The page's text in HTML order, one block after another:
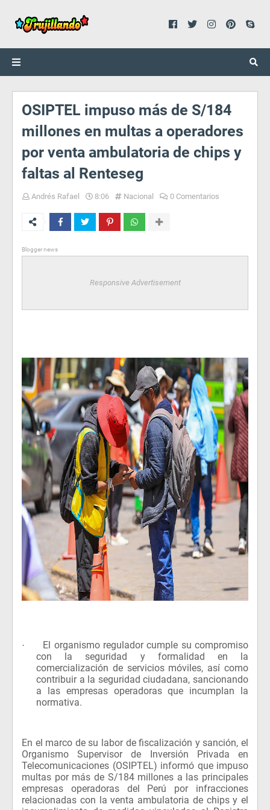
OSIPTEL impuso más de S/184
millones en multas a operadores
por venta ambulatoria de chips y
faltas al Renteseg
Andrés Rafael 8:06 Nacional 0 Comentarios
Blogger news
Responsive Advertisement
·
El organismo regulador cumple su compromiso
con la seguridad y formalidad en la
comercialización de servicios móviles, así como
contribuir a la seguridad ciudadana, sancionando
a las empresas operadoras que incumplan la
normativa.
En el marco de su labor de fiscalización y sanción, el
Organismo Supervisor de Inversión Privada en
Telecomunicaciones (OSIPTEL) informó que impuso
multas por más de S/184 millones a las principales
empresas operadoras del Perú por infracciones
relacionadas con la venta ambulatoria de chips y el